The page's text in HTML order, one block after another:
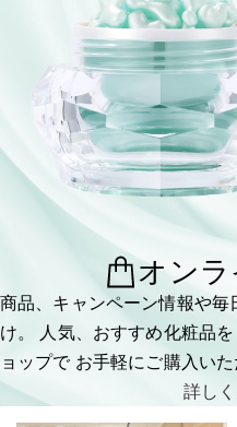
オン
商品、キャンペーン情報や
け。
人気、おすすめ化粧品
ョップでお手軽にご購入いた
詳し